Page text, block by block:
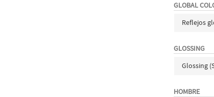
GLOBAL
Reflejos
GLOSSING
Glossing
HOMBRE